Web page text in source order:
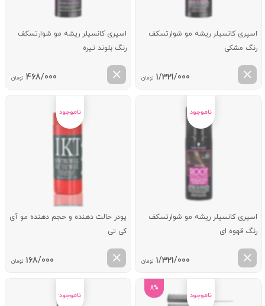
اسپری کانسیلر ریشه مو شوارتسکف
رنگ مشکی
1/321/000 تومان
اسپری کانسیلر ریشه مو شوارتسکف
رنگ بلوند تیره
468/000 تومان
اسپری کانسیلر ریشه مو شوارتسکف
رنگ قهوه ای
1/321/000 تومان
پودر حالت دهنده و حجم دهنده مو آی
کی تی
168/000 تومان
8%